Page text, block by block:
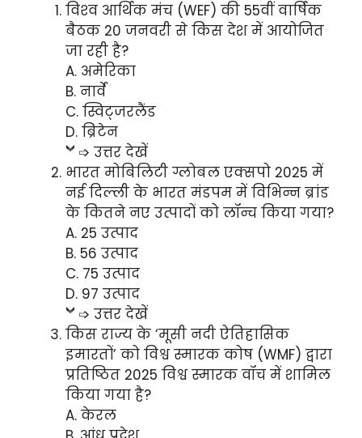
विश्‍व आर्थिक मंच (WEF) की 55वीं वार्षिक
बैठक 20 जनवरी से किस देश में आयोजित
जा रही है?
A. अमेरिका
B. नार्वे
C. स्विट्जरलैंड
D. ब्रिटेन
➩ उत्तर देखें
भारत मोबिलिटी ग्लोबल एक्सपो 2025 में
नई दिल्ली के भारत मंडपम में विभिन्न ब्रांड
के कितने नए उत्पादों को लॉन्च किया गया?
A. 25 उत्पाद
B. 56 उत्पाद
C. 75 उत्पाद
D. 97 उत्पाद
➩ उत्तर देखें
किस राज्य के ‘मूसी नदी ऐतिहासिक
इमारतों’ को विश्व स्मारक कोष (WMF) द्वारा
प्रतिष्ठित 2025 विश्व स्मारक वॉच में शामिल
किया गया है?
A. केरल